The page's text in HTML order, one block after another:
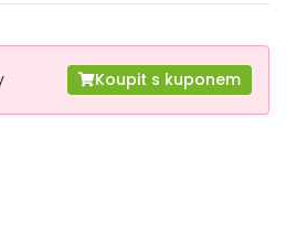
Koupit s kuponem